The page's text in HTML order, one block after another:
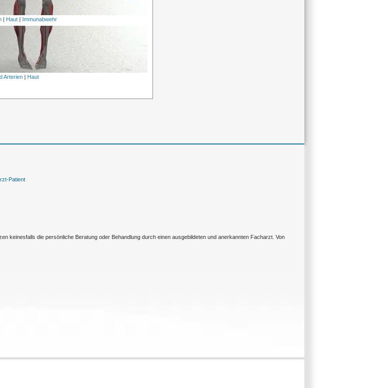
| Haut| Immunabwehr
Arterien | Haut
Patient
keinesfalls die persönliche Beratung oder Behandlung durch einen ausgebildeten und anerkannten Facharzt. Von